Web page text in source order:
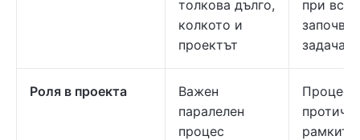
толкова дълго,
колкото и
проектът
при
задача
Роля в проекта
Важен
паралелен
процес
Процес,
рамките